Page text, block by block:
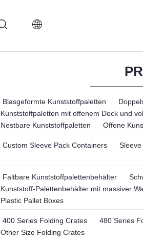
Blasgeformte Kunststoffpaletten
Kunststoffpaletten mit offenem Deck und
Nestbare Kunststoffpaletten
Offene
Custom Sleeve Pack Containers
Faltbare Kunststoffpalettenbehälter
Kunststoff-Palettenbehälter mit massiver
Plastic Pallet Boxes
400 Series Folding Crates 480 Series
Other Size Folding Crates